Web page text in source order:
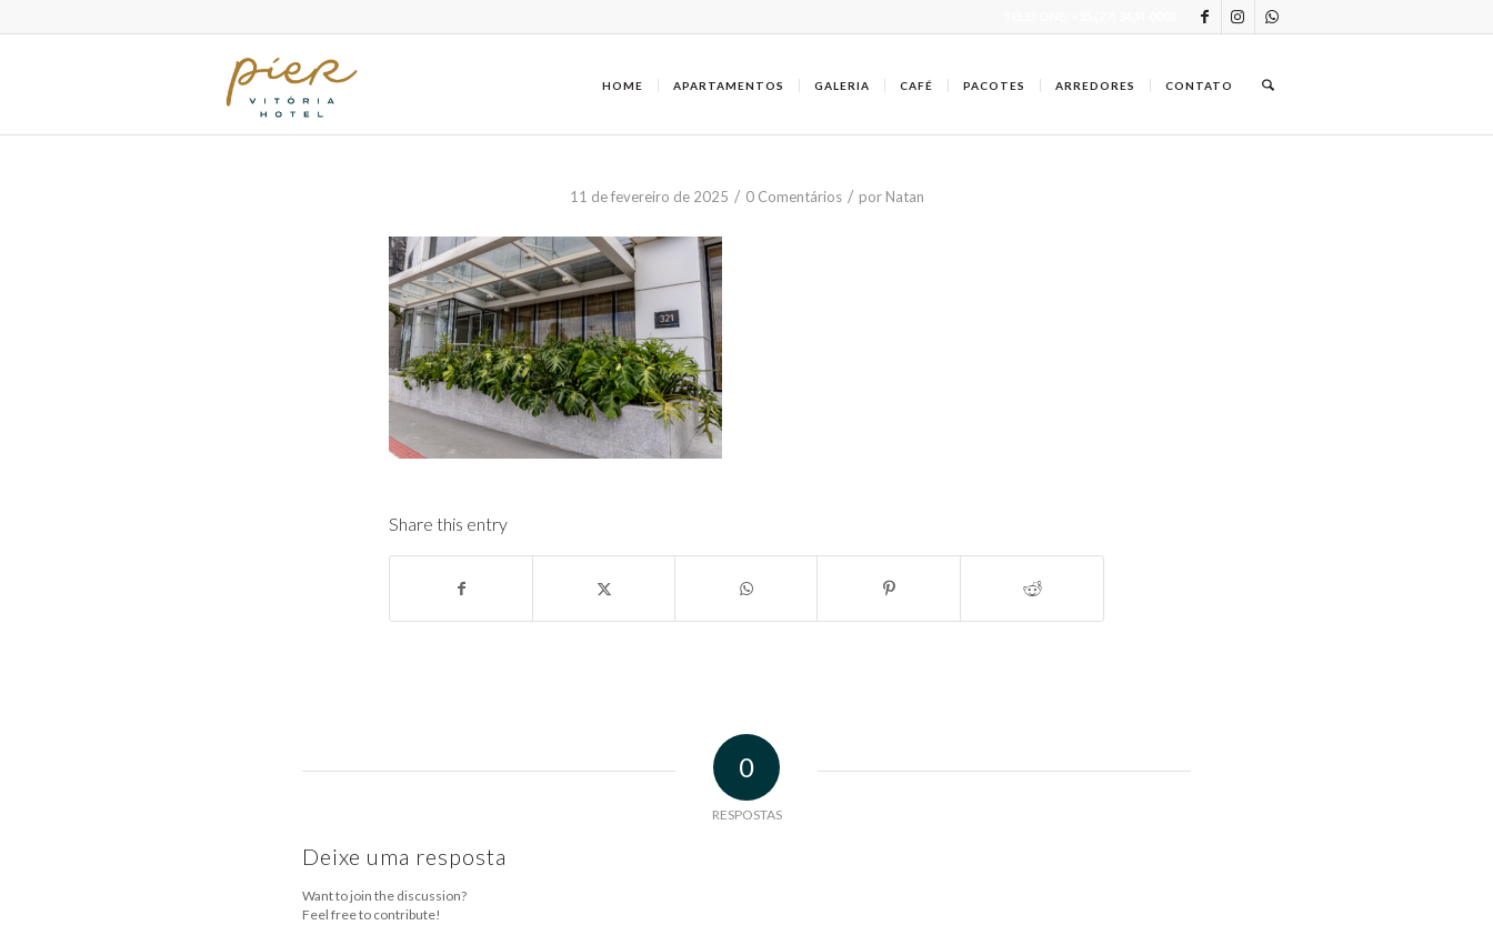
HOME APARTAMENTOS GALERIA CAFÉ PACOTES ARREDORES CONTATO
11 de fevereiro de 2025 / 0 Comentários / por Natan
Share this entry
0
RESPOSTAS
Deixe uma resposta
Want to join the discussion?
Feel free to contribute!